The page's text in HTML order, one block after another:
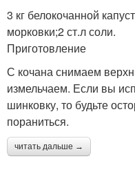
3 кг белокочанной
морковки;2 ст.л соли.
Приготовление
С кочана снимаем
измельчаем. Если вы
шинковку, то будьте
пораниться.
читать дальше →